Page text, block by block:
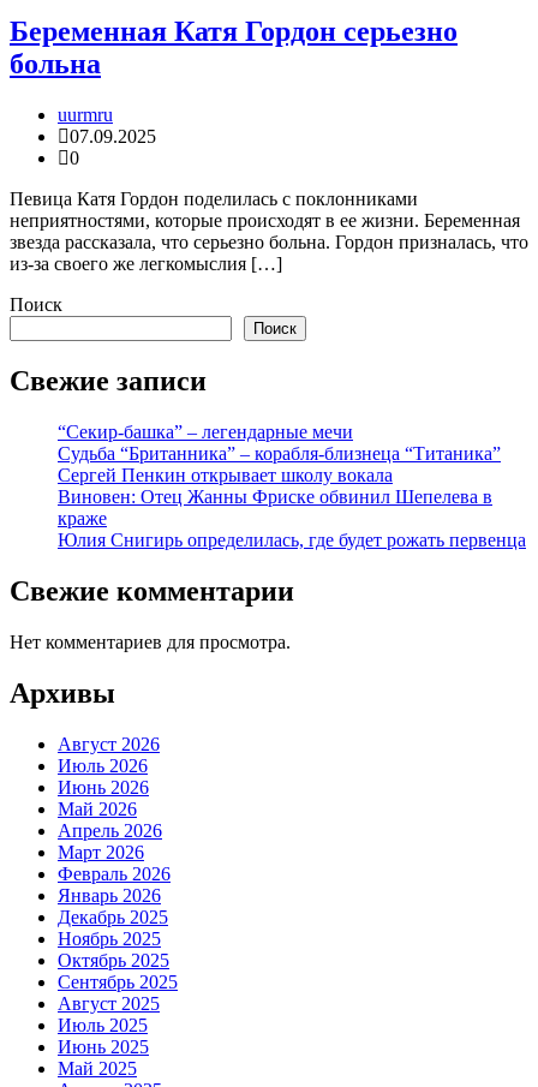
Беременная Катя Гордон серьезно
больна
uurmru
07.09.2025
0
Певица Катя Гордон поделилась с поклонниками
неприятностями, которые происходят в ее жизни. Беременная
звезда рассказала, что серьезно больна. Гордон призналась, что
из-за своего же легкомыслия […]
Поиск
Поиск
Свежие записи
“Секир-башка” – легендарные мечи
Судьба “Британника” – корабля-близнеца “Титаника”
Сергей Пенкин открывает школу вокала
Виновен: Отец Жанны Фриске обвинил Шепелева в
краже
Юлия Снигирь определилась, где будет рожать первенца
Свежие комментарии
Нет комментариев для просмотра.
Архивы
Август 2026
Июль 2026
Июнь 2026
Май 2026
Апрель 2026
Март 2026
Февраль 2026
Январь 2026
Декабрь 2025
Ноябрь 2025
Октябрь 2025
Сентябрь 2025
Август 2025
Июль 2025
Июнь 2025
Май 2025